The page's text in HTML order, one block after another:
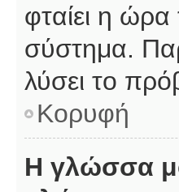
φταίει η ώρα
σύστημα.
λύσει το
Κορυφή
Η γλώσσα